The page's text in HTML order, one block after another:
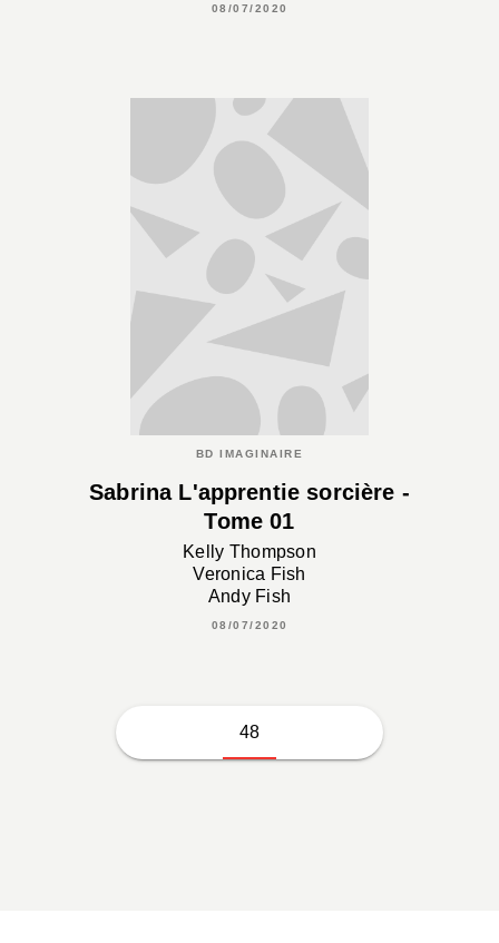
08/07/2020
BD IMAGINAIRE
Sabrina L'apprentie sorcière -
Tome 01
Kelly Thompson
Veronica Fish
Andy Fish
08/07/2020
48